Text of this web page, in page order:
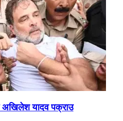
र अखिलेश यादव पक्राउ